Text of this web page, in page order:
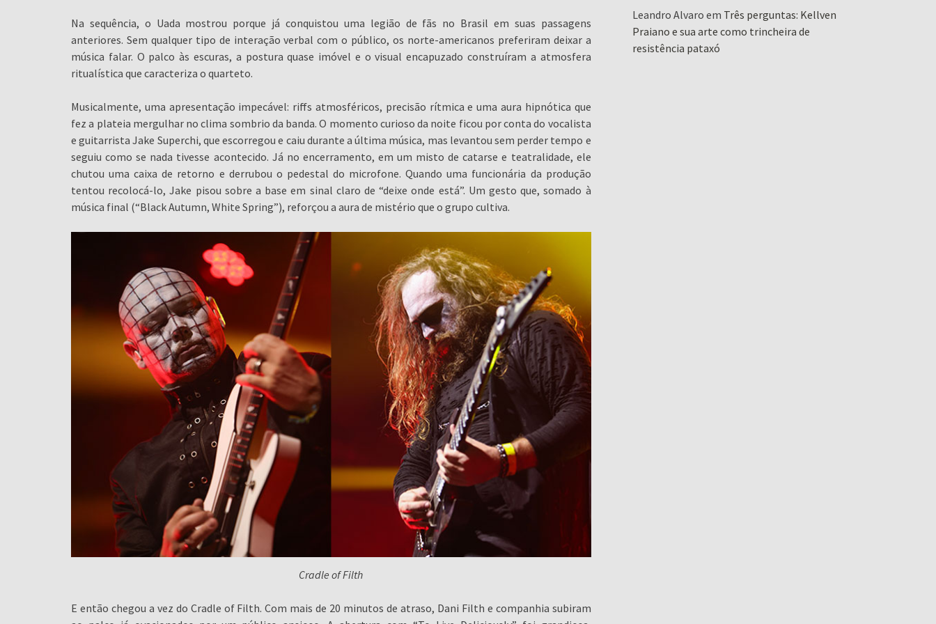
Na sequência, o Uada mostrou porque já conquistou uma legião de fãs no Brasil em suas passagens
anteriores. Sem qualquer tipo de interação verbal com o público, os norte-americanos preferiram deixar a
música falar. O palco às escuras, a postura quase imóvel e o visual encapuzado construíram a atmosfera
ritualística que caracteriza o quarteto.
Musicalmente, uma apresentação impecável: riffs atmosféricos, precisão rítmica e uma aura hipnótica que
fez a plateia mergulhar no clima sombrio da banda. O momento curioso da noite ficou por conta do vocalista
e guitarrista Jake Superchi, que escorregou e caiu durante a última música, mas levantou sem perder tempo e
seguiu como se nada tivesse acontecido. Já no encerramento, em um misto de catarse e teatralidade, ele
chutou uma caixa de retorno e derrubou o pedestal do microfone. Quando uma funcionária da produção
tentou recolocá-lo, Jake pisou sobre a base em sinal claro de “deixe onde está”. Um gesto que, somado à
música final (“Black Autumn, White Spring”), reforçou a aura de mistério que o grupo cultiva.
Cradle of Filth
E então chegou a vez do Cradle of Filth. Com mais de 20 minutos de atraso, Dani Filth e companhia subiram
Leandro Alvaro em Três perguntas: Kellven
Praiano e sua arte como trincheira de
resistência pataxó